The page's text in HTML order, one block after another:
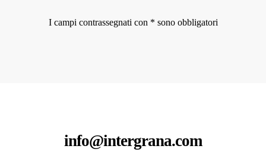
I campi contrassegnati con * sono obbligatori
info@intergrana.com